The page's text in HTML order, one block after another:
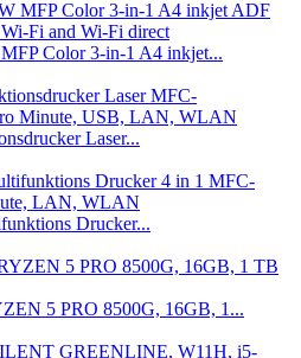
Color 3-in-1 A4 inkjet...
Laser...
Drucker...
5 PRO 8500G, 16GB, 1...